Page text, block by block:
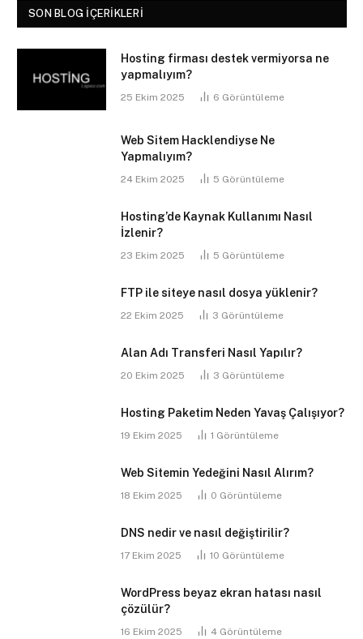
SON BLOG İÇERIKLERI
Hosting firması destek vermiyorsa ne
yapmalıyım?
25 Ekim 2025 6 Görüntüleme
Web Sitem Hacklendiyse Ne
Yapmalıyım?
24 Ekim 2025 5 Görüntüleme
Hosting’de Kaynak Kullanımı Nasıl
İzlenir?
23 Ekim 2025 5 Görüntüleme
FTP ile siteye nasıl dosya yüklenir?
22 Ekim 2025 3 Görüntüleme
Alan Adı Transferi Nasıl Yapılır?
20 Ekim 2025 3 Görüntüleme
Hosting Paketim Neden Yavaş Çalışıyor?
19 Ekim 2025 1 Görüntüleme
Web Sitemin Yedeğini Nasıl Alırım?
18 Ekim 2025 0 Görüntüleme
DNS nedir ve nasıl değiştirilir?
17 Ekim 2025 10 Görüntüleme
WordPress beyaz ekran hatası nasıl
çözülür?
16 Ekim 2025 4 Görüntüleme